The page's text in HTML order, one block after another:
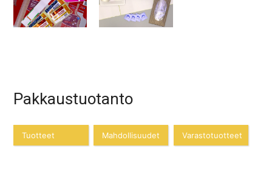
Pakkaustuotanto
Tuotteet Mahdollisuudet Varastotuotteet